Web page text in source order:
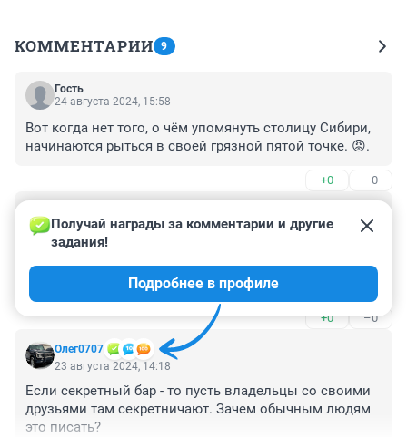
КОММЕНТАРИИ 9
Гость
24 августа 2024, 15:58
Вот когда нет того, о чём упомянуть столицу Сибири,
начинаются рыться в своей грязной пятой точке. 😡.
+0 –0
23 августа 2024, 14:25
Hewlett-Packard, apple и т.д создавались в гаражах,
евреи-большевики уничтожали крестьян и хлевы,
гаражей не давали.
+0 –0
Олег0707
Получай награды за комментарии и другие
задания!
Подробнее в профиле
23 августа 2024, 14:18
Если секретный бар - то пусть владельцы со своими
друзьями там секретничают. Зачем обычным людям
это писать?